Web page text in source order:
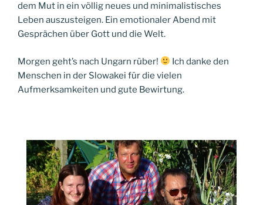
dem Mut in ein völlig neues und minimalistisches
Leben auszusteigen. Ein emotionaler Abend mit
Gesprächen über Gott und die Welt.
Morgen geht’s nach Ungarn rüber!
Ich danke den
Menschen in der Slowakei für die vielen
Aufmerksamkeiten und gute Bewirtung.